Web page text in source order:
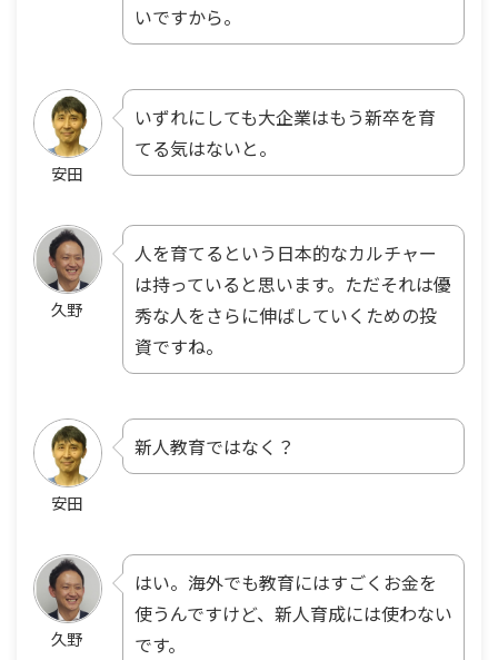
いですから。
安田
いずれにしても大企業はもう新卒を育
てる気はないと。
久野
人を育てるという日本的なカルチャー
は持っていると思います。ただそれは優
秀な人をさらに伸ばしていくための投
資ですね。
安田
新人教育ではなく？
久野
はい。海外でも教育にはすごくお金を
使うんですけど、新人育成には使わない
です。